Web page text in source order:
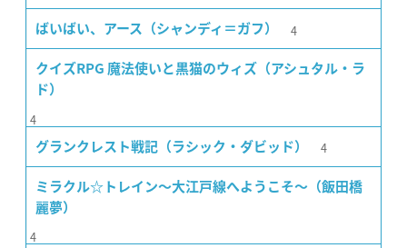
ばいばい、アース（シャンディ＝ガフ） 4
クイズRPG 魔法使いと黒猫のウィズ（アシュタル・ラ
ド）
4
グランクレスト戦記（ラシック・ダビッド） 4
ミラクル☆トレイン〜大江戸線へようこそ〜（飯田橋
麗夢）
4